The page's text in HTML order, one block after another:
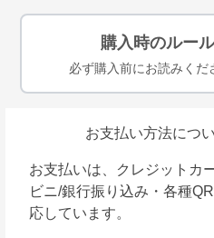
購入時のルール
必ず購入前にお読みくだ
お支払い方法につ
お支払いは、クレジットカ
ビニ/銀行振り込み・各種
応しています。